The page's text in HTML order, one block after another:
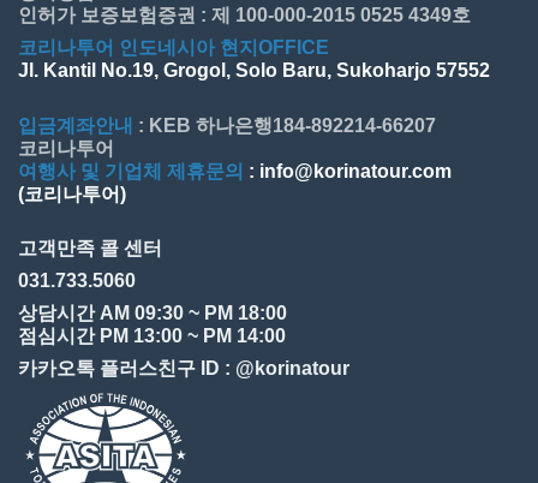
인허가 보증보험증권 : 제 100-000-2015 0525 4349호
코리나투어 인도네시아 현지OFFICE
Jl. Kantil No.19, Grogol, Solo Baru, Sukoharjo 57552
입금계좌안내 : KEB 하나은행184-892214-66207
코리나투어
여행사 및 기업체 제휴문의 : info@korinatour.com
(코리나투어)
고객만족 콜 센터
031.733.5060
상담시간 AM 09:30 ~ PM 18:00
점심시간 PM 13:00 ~ PM 14:00
카카오톡 플러스친구 ID : @korinatour